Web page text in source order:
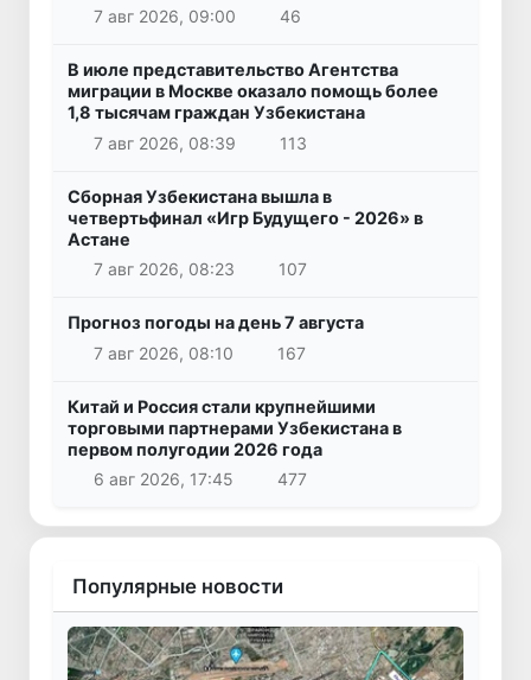
7 авг 2026, 09:00
46
В июле представительство Агентства
миграции в Москве оказало помощь более
1,8 тысячам граждан Узбекистана
7 авг 2026, 08:39
113
Сборная Узбекистана вышла в
четвертьфинал «Игр Будущего - 2026» в
Астане
7 авг 2026, 08:23
107
Прогноз погоды на день 7 августа
7 авг 2026, 08:10
167
Китай и Россия стали крупнейшими
торговыми партнерами Узбекистана в
первом полугодии 2026 года
6 авг 2026, 17:45
477
Популярные новости